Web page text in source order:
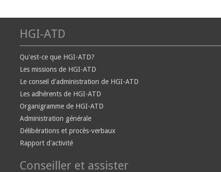
HGI-ATD
Qu'est-ce que HGI-ATD?
Les missions de HGI-ATD
Le conseil d'administration de HGI-ATD
Les adhérents de HGI-ATD
Organigramme de HGI-ATD
Administration générale
Délibérations et procès-verbaux
Rapport d'activité
Conseiller et assister